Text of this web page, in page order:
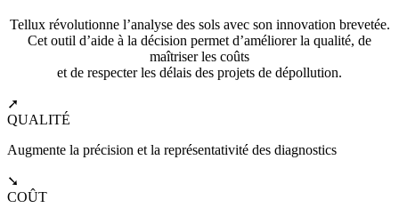
Tellux révolutionne l’analyse des sols avec son innovation brevetée.
Cet outil d’aide à la décision permet d’améliorer la qualité, de
maîtriser les coûts
et de respecter les délais des projets de dépollution.
➚
QUALITÉ
Augmente la précision et la représentativité des diagnostics
➘
COÛT